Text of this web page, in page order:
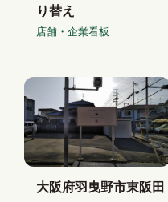
り替え
店舗・企業看板
大阪府羽曳野市東阪田